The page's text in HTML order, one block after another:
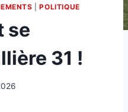
|POLITIQUE
se
31 !